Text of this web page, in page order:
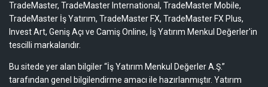
TradeMaster, TradeMaster International, TradeMaster Mobile,
TradeMaster İş Yatırım, TradeMaster FX, TradeMaster FX Plus,
Invest Art, Geniş Açı ve Camiş Online, İş Yatırım Menkul Değerler'in
tescilli markalarıdır.
Bu sitede yer alan bilgiler “İş Yatırım Menkul Değerler A.Ş.”
tarafından genel bilgilendirme amacı ile hazırlanmıştır. Yatırım